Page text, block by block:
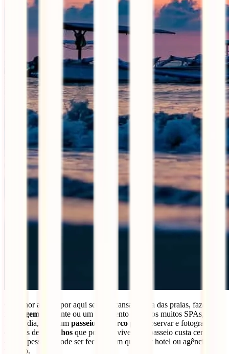
O melhor a fazer por aqui será descansar numa das praias, fazer uma
massagem relaxante ou um tratamento num dos muitos SPAs, e, ao
fim do dia, fazer um passeio de barco para observar e fotografar as
dezenas de
golfinhos que por aqui vivem. O passeio custa cerca de
4€ por pessoa e pode ser fechado em qualquer hotel ou agência de
turismo.